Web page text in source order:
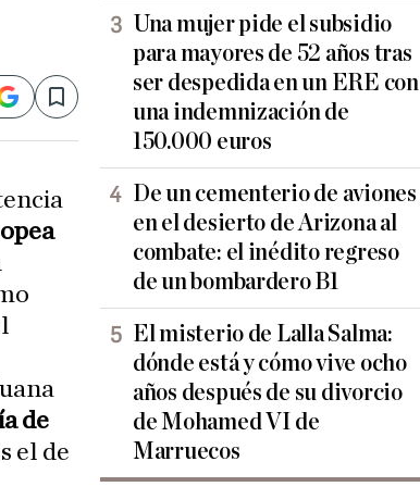
Save
de
el de
Una mujer pide el subsidio
para mayores de 52 años tras
ser despedida en un ERE con
una indemnización de
150.000 euros
De un cementerio de aviones
en el desierto de Arizona al
combate: el inédito regreso
de un bombardero B1
El misterio de Lalla Salma:
dónde está y cómo vive ocho
años después de su divorcio
de Mohamed VI de
Marruecos